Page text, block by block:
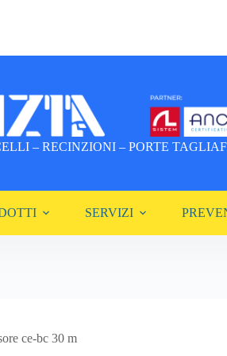
– RECINZIONI – PORTE
SERVIZI
ce-bc 30 m